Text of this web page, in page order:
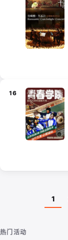
16
1
热门活动